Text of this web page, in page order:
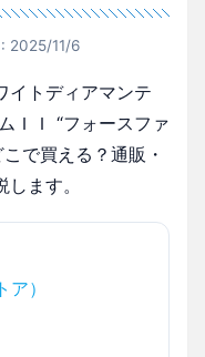
: 2025/11/6
トディアマンテ
ＩＩ “フォースファ
で買える？通販・
ます。
）